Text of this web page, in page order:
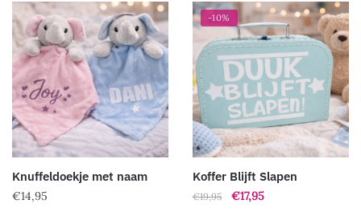
Knuffeldoekje met naam
€14,95
-10%
Koffer Blijft Slapen
€19,95
Oorspronkelijke
€17,95Huidige